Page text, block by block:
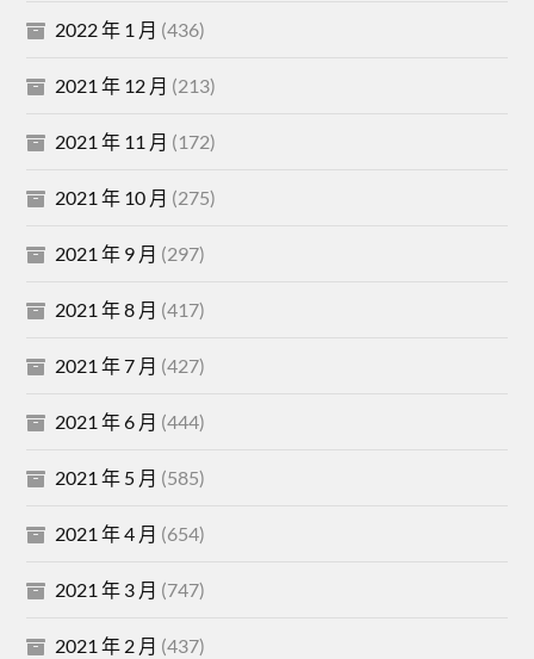
2022 年 1 月 (436)
2021 年 12 月 (213)
2021 年 11 月 (172)
2021 年 10 月 (275)
2021 年 9 月 (297)
2021 年 8 月 (417)
2021 年 7 月 (427)
2021 年 6 月 (444)
2021 年 5 月 (585)
2021 年 4 月 (654)
2021 年 3 月 (747)
2021 年 2 月 (437)